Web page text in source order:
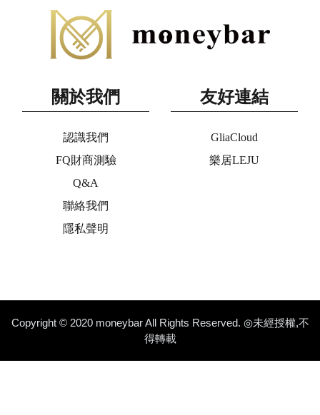
關於我們
認識我們
FQ財商測驗
Q&A
聯絡我們
隱私聲明
友好連結
GliaCloud
樂居LEJU
Copyright © 2020 moneybar All Rights Reserved. ◎未經授權,不
得轉載